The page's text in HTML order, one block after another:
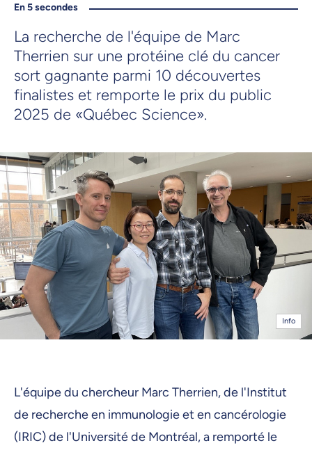
En 5 secondes
La recherche de l'équipe de Marc
Therrien sur une protéine clé du cancer
sort gagnante parmi 10 découvertes
finalistes et remporte le prix du public
2025 de «Québec Science».
Info
L'équipe du chercheur Marc Therrien, de l'Institut
de recherche en immunologie et en cancérologie
(IRIC) de l'Université de Montréal, a remporté le